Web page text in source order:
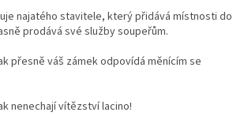
najatého stavitele, který přidává místnosti do
prodává své služby soupeřům.
přesně váš zámek odpovídá měnícím se
nenechají vítězství lacino!